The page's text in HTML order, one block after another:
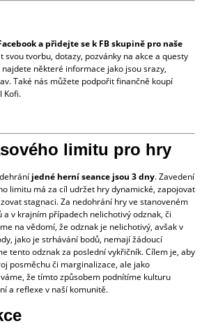
a přidejte se k FB skupině pro naše
svou tvorbu, dotazy, pozvánky na akce a questy
některé informace jako jsou srazy,
Také nás můžete podpořit finančně koupí
Kofi.
limitu pro hry
jedné herní seance jsou 3 dny. Zavedení
limitu má za cíl udržet hry dynamické, zapojovat
stagnaci. Za nedohrání hry ve stanoveném
a v krajním případech nelichotivý odznak, či
na vědomí, že odznak je nelichotivý, avšak v
jako je strhávání bodů, nemají žádoucí
tento odznak za poslední vykřičník. Cílem je, aby
posměchu či marginalizace, ale jako
že tímto způsobem podnítíme kulturu
a reflexe v naší komunitě.